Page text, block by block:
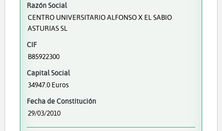
Razón Social
CENTRO UNIVERSITARIO ALFONSO X EL SABIO
ASTURIAS SL
CIF
B85922300
Capital Social
34947.0 Euros
Fecha de Constitución
29/03/2010